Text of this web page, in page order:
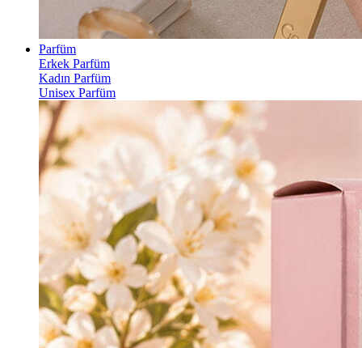
Parfüm
Erkek Parfüm
Kadın Parfüm
Unisex Parfüm